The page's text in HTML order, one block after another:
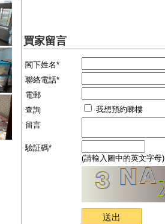
買家留言
閣下姓名*
聯絡電話*
電郵
查詢
我想預約睇樓
留言
驗証碼*
(請輸入圖中的英文字母)